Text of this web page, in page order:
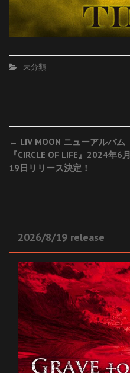
未分類
Post
navigation
← LIV MOON ニューアルバム
『CIRCLE OF LIFE』2024年6月
19日リリース決定！
2026/8/19 release